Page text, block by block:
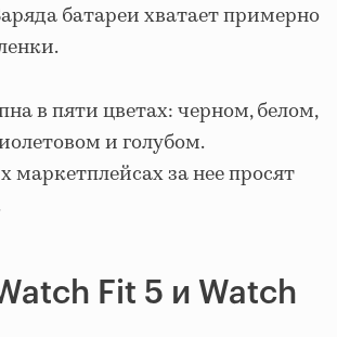
батареи хватает примерно
в пяти цветах: черном, белом,
и голубом.
маркетплейсах за нее просят
Fit 5 и Watch